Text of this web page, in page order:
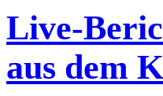
Live-
aus dem